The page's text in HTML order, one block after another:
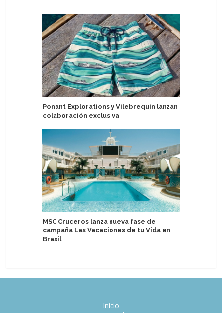
Ponant Explorations y Vilebrequin lanzan
colaboración exclusiva
MSC Cruceros lanza nueva fase de
campaña Las Vacaciones de tu Vida en
Brasil
Inicio